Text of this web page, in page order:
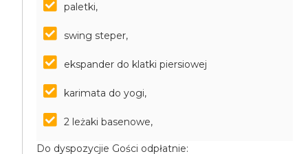
paletki,
swing steper,
ekspander do klatki piersiowej
karimata do yogi,
2 leżaki basenowe,
Do dyspozycjie Gości odpłatnie: